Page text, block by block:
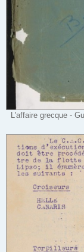
L'affaire grecque -